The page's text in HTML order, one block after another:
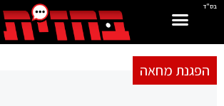
בס"ד
הפגנת מחאה